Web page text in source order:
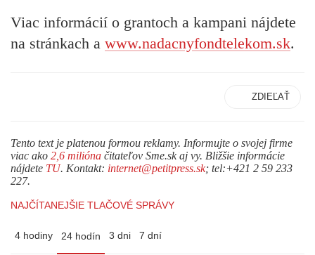
Viac informácií o grantoch a kampani nájdete
na stránkach a www.nadacnyfondtelekom.sk.
ZDIEĽAŤ
Tento text je platenou formou reklamy. Informujte o svojej firme
viac ako 2,6 milióna čitateľov Sme.sk aj vy. Bližšie informácie
nájdete TU. Kontakt: internet@petitpress.sk; tel:+421 2 59 233
227.
NAJČÍTANEJŠIE TLAČOVÉ SPRÁVY
4 hodiny 24 hodín 3 dni 7 dní